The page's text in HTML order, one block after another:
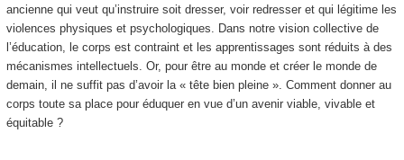
ancienne qui veut qu’instruire soit dresser, voir redresser et qui légitime les
violences physiques et psychologiques. Dans notre vision collective de
l’éducation, le corps est contraint et les apprentissages sont réduits à des
mécanismes intellectuels. Or, pour être au monde et créer le monde de
demain, il ne suffit pas d’avoir la « tête bien pleine ». Comment donner au
corps toute sa place pour éduquer en vue d’un avenir viable, vivable et
équitable ?